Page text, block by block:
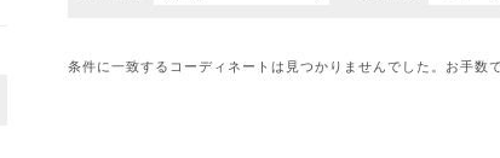
条件に一致するコーディネートは見つかりませんでした。お手数